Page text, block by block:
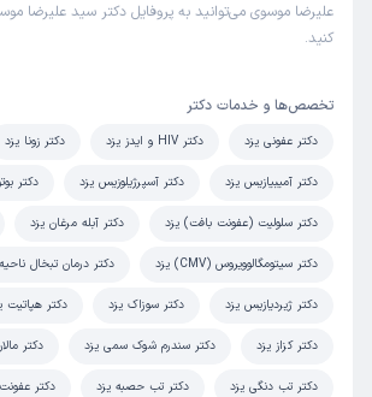
علیرضا موسوی می‌توانید به پروفایل دکتر سید علیرضا
کنید.
تخصص‌ها و خدمات دکتر
دکتر عفونی یزد دکتر HIV و ایدز یزد دکتر زونا یزد
دکتر آمیبیازیس یزد دکتر آسپرژیلوزیس یزد دکتر
دکتر سلولیت (عفونت بافت) یزد دکتر آبله مرغان یزد
دکتر سیتومگالوویروس (CMV) یزد دکتر درمان تبخال
دکتر ژیردیازیس یزد دکتر سوزاک یزد دکتر هپاتیت
دکتر کزاز یزد دکتر سندرم شوک سمی یزد دکتر
دکتر تب دنگی یزد دکتر تب حصبه یزد دکتر